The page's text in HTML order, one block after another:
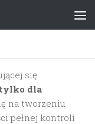
się
dla
na tworzeniu
pełnej kontroli